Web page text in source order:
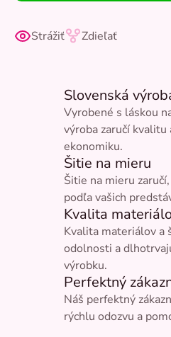
Strážiť Zdieľať
Slovenská
Vyrobené s láskou
výroba zaručí kvalitu
ekonomiku.
Šitie na mieru
Šitie na mieru
podľa vašich
Kvalita
Kvalita materiálov a
odolnosti a
výrobku.
Perfektný
Náš perfektný
rýchlu odozvu a